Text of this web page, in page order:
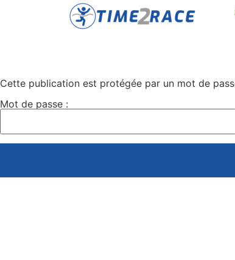
Cette publication est protégée par un mot de
Mot de passe :